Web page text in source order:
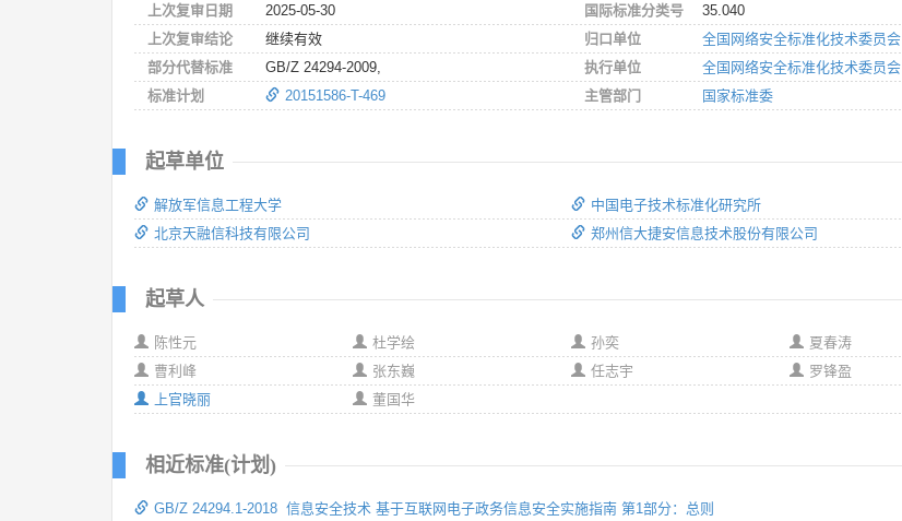
上次复审日期
2025-05-30
上次复审结论
继续有效
部分代替标准
GB/Z 24294-2009,
标准计划
20151586-T-469
国际标准分类号
35.040
归口单位
全国网络安全标准化技术委员会
执行单位
全国网络安全标准化技术委员会
主管部门
国家标准委
起草单位
解放军信息工程大学
北京天融信科技有限公司
中国电子技术标准化研究所
郑州信大捷安信息技术股份有限公司
起草人
陈性元
杜学绘
曹利峰
张东巍
上官晓丽
董国华
孙奕
夏春涛
任志宇
罗锋盈
相近标准(计划)
GB/Z 24294.1-2018 信息安全技术 基于互联网电子政务信息安全实施指南 第1部分：总则